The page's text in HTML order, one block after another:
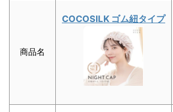
商品名
COCOSILK ゴム紐タイプ